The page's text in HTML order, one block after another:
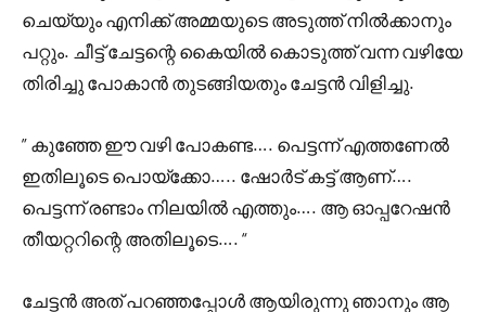
ചെയ്യും എനിക്ക് അമ്മയുടെ അടുത്ത് നിൽക്കാനും
പറ്റും. ചീട്ട് ചേട്ടന്റെ കൈയിൽ കൊടുത്ത് വന്ന വഴിയേ
തിരിച്ചു പോകാൻ തുടങ്ങിയതും ചേട്ടൻ വിളിച്ചു.
” കുഞ്ഞേ ഈ വഴി പോകണ്ട…. പെട്ടന്ന് എത്തണേൽ
ഇതിലൂടെ പൊയ്ക്കോ….. ഷോർട് കട്ട് ആണ്….
പെട്ടന്ന് രണ്ടാം നിലയിൽ എത്തും…. ആ ഓപ്പറേഷൻ
തീയറ്ററിന്റെ അതിലൂടെ…. “
ചേട്ടൻ അത് പറഞ്ഞപ്പോൾ ആയിരുന്നു ഞാനും ആ